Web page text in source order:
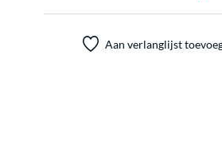
Aan verlanglijst